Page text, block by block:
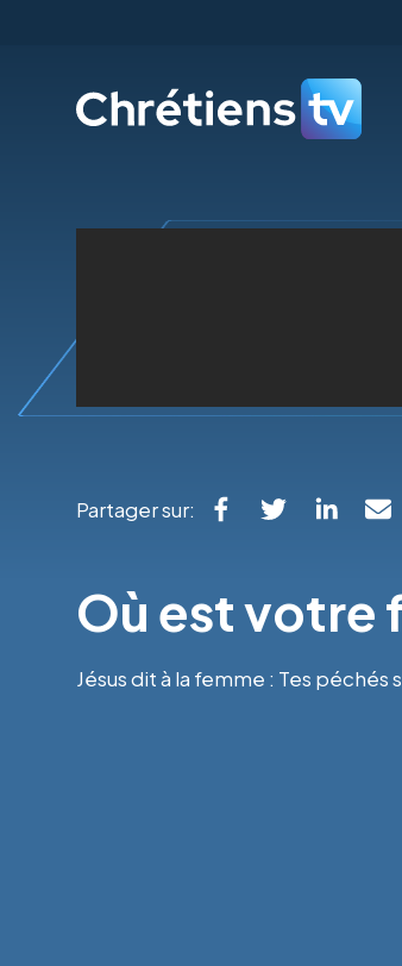
Partager sur:
Où est votre
Jésus dit à la femme : Tes péchés